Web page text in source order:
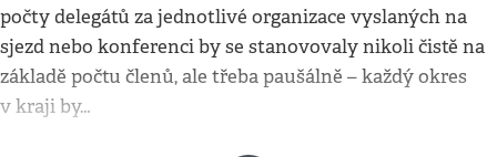
počty delegátů za jednotlivé organizace vyslaných na
sjezd nebo konferenci by se stanovovaly nikoli čistě na
základě počtu členů, ale třeba paušálně – každý okres
v kraji by…